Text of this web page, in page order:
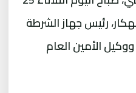
شهكار، رئيس جهاز الشرطة
ووكيل الأمين العام